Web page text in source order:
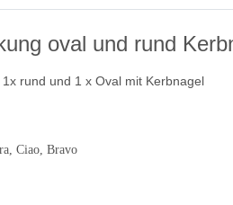
oval und rund
rund und 1 x Oval mit Kerbnagel
Ciao, Bravo